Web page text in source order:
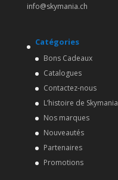
info@skymania.ch
Catégories
Bons Cadeaux
Catalogues
Contactez-nous
L’histoire de Skymania
Nos marques
Nouveautés
Partenaires
Promotions